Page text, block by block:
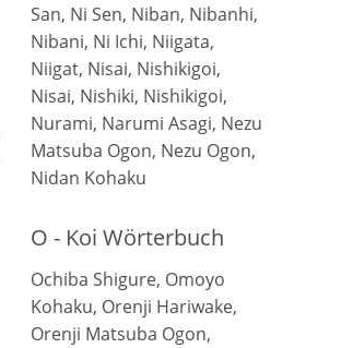
San, Ni Sen, Niban, Nibanhi,
Nibani, Ni Ichi, Niigata,
Niigat, Nisai, Nishikigoi,
Nisai, Nishiki, Nishikigoi,
Nurami, Narumi Asagi, Nezu
Matsuba Ogon, Nezu Ogon,
Nidan Kohaku
O - Koi Wörterbuch
Ochiba Shigure, Omoyo
Kohaku, Orenji Hariwake,
Orenji Matsuba Ogon,